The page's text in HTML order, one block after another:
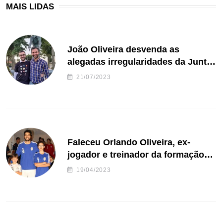
MAIS LIDAS
João Oliveira desvenda as
alegadas irregularidades da Junta
de Freguesia S. João de Ver
21/07/2023
Faleceu Orlando Oliveira, ex-
jogador e treinador da formação
de andebol do Feirense
19/04/2023